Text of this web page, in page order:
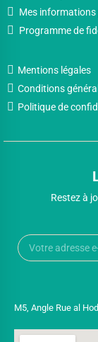
Mes informations
Programme de
Mentions légales
Conditions
Politique de
Restez à
M5, Angle Rue al